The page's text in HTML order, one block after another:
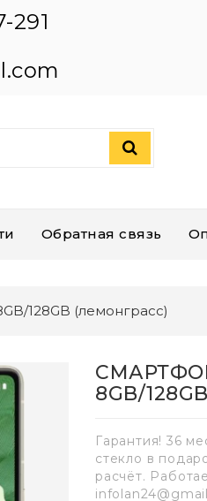
291
Обратная связь
128GB (лемонграсс)
СМАРТФОН
8GB/
Гарантия! 36
стекло в
расчёт.